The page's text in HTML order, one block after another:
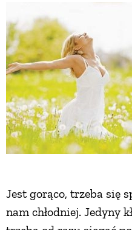
Jest gorąco, trzeba się
nam chłodniej. Jedyny
EKO